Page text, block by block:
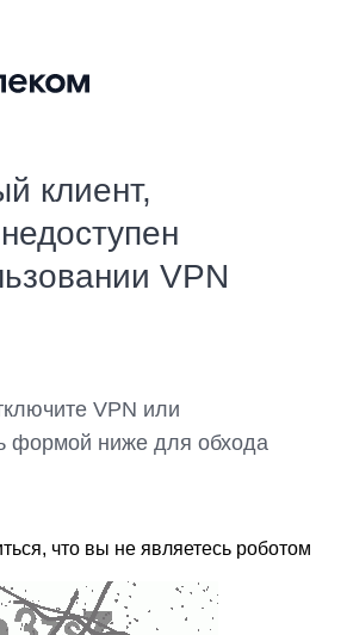
клиент,
VPN
VPN или
формой ниже для обхода
что вы не являетесь роботом